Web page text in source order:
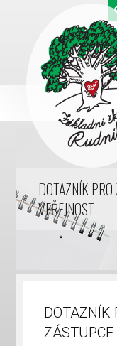
DOTAZNÍK
VEŘEJNOST
DOTAZNÍK